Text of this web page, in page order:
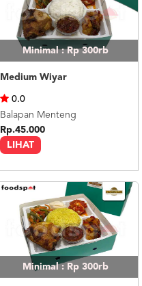
Minimal : Rp 300rb
Medium Wiyar
LIHAT
0.0
Balapan Menteng
Rp.45.000
Minimal : Rp 300rb